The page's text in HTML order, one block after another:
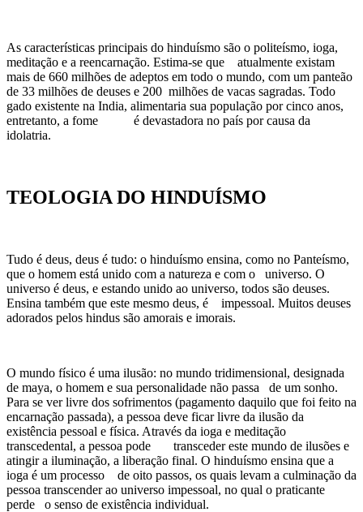
As características principais do hinduísmo são o politeísmo, ioga,
meditação e a reencarnação. Estima-se que atualmente existam
mais de 660 milhões de adeptos em todo o mundo, com um panteão
de 33 milhões de deuses e 200 milhões de vacas sagradas. Todo
gado existente na India, alimentaria sua população por cinco anos,
entretanto, a fome é devastadora no país por causa da
idolatria.
TEOLOGIA DO HINDUÍSMO
Tudo é deus, deus é tudo: o hinduísmo ensina, como no Panteísmo,
que o homem está unido com a natureza e com o universo. O
universo é deus, e estando unido ao universo, todos são deuses.
Ensina também que este mesmo deus, é impessoal. Muitos deuses
adorados pelos hindus são amorais e imorais.
O mundo físico é uma ilusão: no mundo tridimensional, designada
de maya, o homem e sua personalidade não passa de um sonho.
Para se ver livre dos sofrimentos (pagamento daquilo que foi feito na
encarnação passada), a pessoa deve ficar livre da ilusão da
existência pessoal e física. Através da ioga e meditação
transcedental, a pessoa pode transceder este mundo de ilusões e
atingir a iluminação, a liberação final. O hinduísmo ensina que a
ioga é um processo de oito passos, os quais levam a culminação da
pessoa transcender ao universo impessoal, no qual o praticante
perde o senso de existência individual.